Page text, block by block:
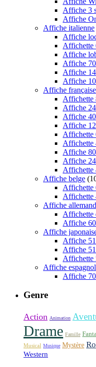
Affiche 3
Affiche
Affiche italienne
Affiche
Affichette
Affiche
Affiche
Affiche
Affiche
Affiche française
Affichette
Affiche
Affiche
Affiche
Affichette
Affichette
Affiche
Affiche
Affichette
Affiche belge
Affichette
Affichette
Affiche
Affichette
Affiche
Affiche
Affiche
Affiche
Affichette
Affiche
Affiche
Genre
Action Animation
Drame Famille
Musical Musique Mystère
Western